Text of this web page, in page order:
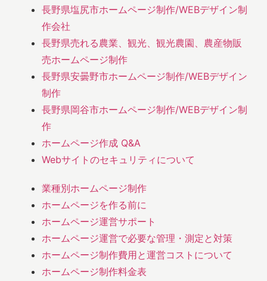
長野県塩尻市ホームページ制作/WEBデザイン制
作会社
長野県売れる農業、観光、観光農園、農産物販
売ホームページ制作
長野県安曇野市ホームページ制作/WEBデザイン
制作
長野県岡谷市ホームページ制作/WEBデザイン制
作
ホームページ作成 Q&A
Webサイトのセキュリティについて
業種別ホームページ制作
ホームページを作る前に
ホームページ運営サポート
ホームページ運営で必要な管理・測定と対策
ホームページ制作費用と運営コストについて
ホームページ制作料金表